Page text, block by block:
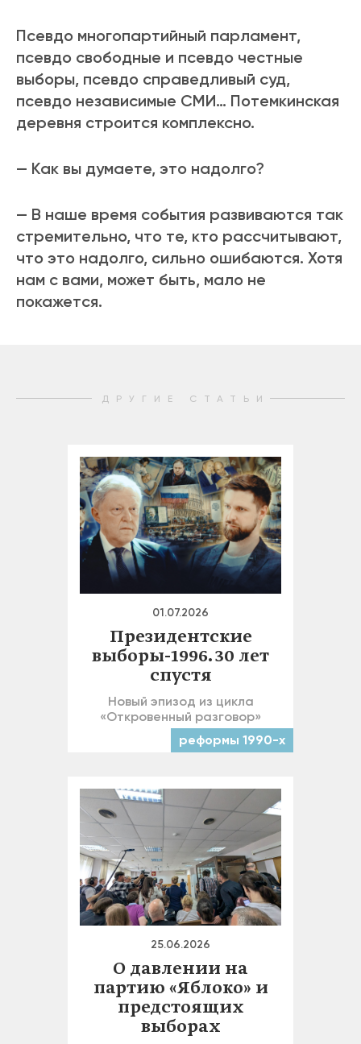
Псевдо многопартийный парламент,
псевдо свободные и псевдо честные
выборы, псевдо справедливый суд,
псевдо независимые СМИ… Потемкинская
деревня строится комплексно.
— Как вы думаете, это надолго?
— В наше время события развиваются так
стремительно, что те, кто рассчитывают,
что это надолго, сильно ошибаются. Хотя
нам с вами, может быть, мало не
покажется.
ДРУГИЕ СТАТЬИ
01.07.2026
Президентские
выборы-1996. 30 лет
спустя
Новый эпизод из цикла
«Откровенный разговор»
реформы 1990-х
25.06.2026
О давлении на
партию «Яблоко» и
предстоящих
выборах